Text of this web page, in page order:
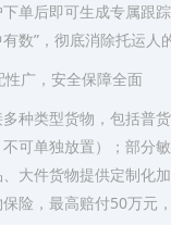
单后即可生成专属跟
数”，彻底消除托运人
性广，安全保障全面
种类型货物，包括普
可单独放置）；部分
大件货物提供定制化
险，最高赔付50万元